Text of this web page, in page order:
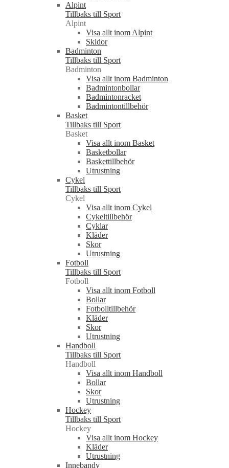
Alpint
Tillbaks till Sport
Alpint
Visa allt inom Alpint
Skidor
Badminton
Tillbaks till Sport
Badminton
Visa allt inom Badminton
Badmintonbollar
Badmintonracket
Badmintontillbehör
Basket
Tillbaks till Sport
Basket
Visa allt inom Basket
Basketbollar
Baskettillbehör
Utrustning
Cykel
Tillbaks till Sport
Cykel
Visa allt inom Cykel
Cykeltillbehör
Cyklar
Kläder
Skor
Utrustning
Fotboll
Tillbaks till Sport
Fotboll
Visa allt inom Fotboll
Bollar
Fotbolltillbehör
Kläder
Skor
Utrustning
Handboll
Tillbaks till Sport
Handboll
Visa allt inom Handboll
Bollar
Skor
Utrustning
Hockey
Tillbaks till Sport
Hockey
Visa allt inom Hockey
Kläder
Utrustning
Innebandy